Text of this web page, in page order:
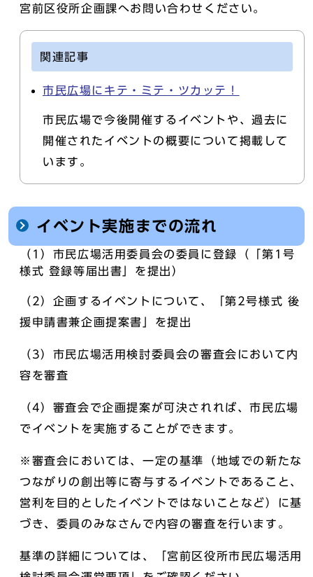
宮前区役所企画課へお問い合わせください。
関連記事
市民広場にキテ・ミテ・ツカッテ！
市民広場で今後開催するイベントや、過去に
開催されたイベントの概要について掲載して
います。
イベント実施までの流れ
（1）市民広場活用委員会の委員に登録（「第1号
様式 登録等届出書」を提出）
（2）企画するイベントについて、「第2号様式 後
援申請書兼企画提案書」を提出
（3）市民広場活用検討委員会の審査会において内
容を審査
（4）審査会で企画提案が可決されれば、市民広場
でイベントを実施することができます。
※審査会においては、一定の基準（地域での新たな
つながりの創出等に寄与するイベントであること、
営利を目的としたイベントではないことなど）に基
づき、委員のみなさんで内容の審査を行います。
基準の詳細については、「宮前区役所市民広場活用